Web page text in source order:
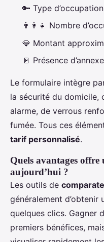
🔑 Type
👨‍👩‍👧 Nombre
💎 Montant
🚪 Présence
Le formulaire intègre
la sécurité du domicile,
alarme, de verrous
fumée. Tous ces
tarif personnalisé.
Quels avantages
aujourd’hui ?
Les outils de
généralement d’obtenir
quelques clics. Gagner
premiers bénéfices,